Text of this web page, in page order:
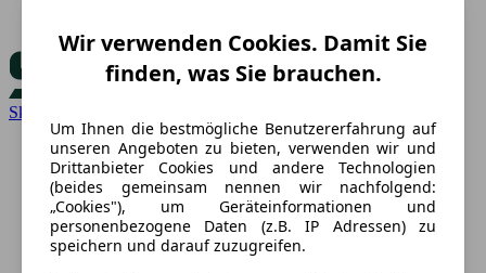
Skoda
Wir verwenden Cookies. Damit Sie
finden, was Sie brauchen.
Um Ihnen die bestmögliche Benutzererfahrung auf
unseren Angeboten zu bieten, verwenden wir und
Drittanbieter Cookies und andere Technologien
(beides gemeinsam nennen wir nachfolgend:
„Cookies"), um Geräteinformationen und
personenbezogene Daten (z.B. IP Adressen) zu
speichern und darauf zuzugreifen.